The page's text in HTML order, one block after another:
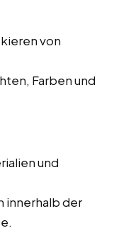
von
Farben und
und
innerhalb der